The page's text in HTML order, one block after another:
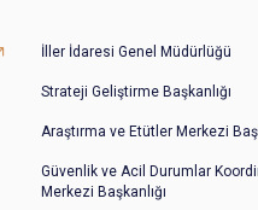
İller İdaresi Genel Müdürlüğü
Strateji Geliştirme Başkanlığı
Araştırma ve Etütler Merkezi
Güvenlik ve Acil Durumlar
Merkezi Başkanlığı